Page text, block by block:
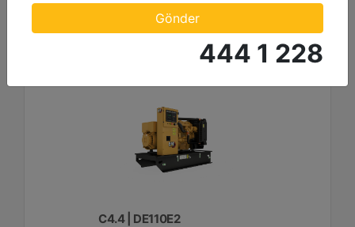
C4.4 | DE110E2
Gönder
444 1 228